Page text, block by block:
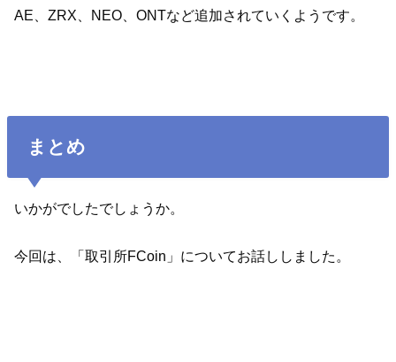
AE、ZRX、NEO、ONTなど追加されていくようです。
まとめ
いかがでしたでしょうか。
今回は、「取引所FCoin」についてお話ししました。